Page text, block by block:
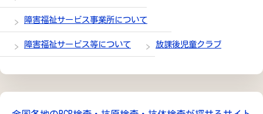
障害福祉サービス事業所について
障害福祉サービス等について 放課後児童クラブ